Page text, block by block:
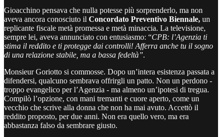
Gioacchino pensava che nulla potesse più sorprenderlo, ma non
aveva ancora conosciuto il Concordato Preventivo Biennale, un
replicante fiscale metà promessa e metà minaccia. La televisione,
sempre lei, aveva annunciato con entusiasmo: “CPB: l’Agenzia ti
stima il reddito e ti protegge dai controlli! Afferra anche tu il sogno
di una relazione stabile, ma a bassa fedeltà”.
Monsieur Goriotto si commosse. Dopo un’intera esistenza passata a
difendersi, qualcuno sembrava offrirgli un patto. Non un perdono -
troppo evangelico per l’Agenzia - ma almeno un’ipotesi di tregua.
Compilò l’opzione, con mani tremanti e cuore aperto, come un
vecchio che scrive alla donna che non ha mai avuto. Accettò il
reddito proposto, per due anni. Non era quello vero, ma era
abbastanza falso da sembrare giusto.